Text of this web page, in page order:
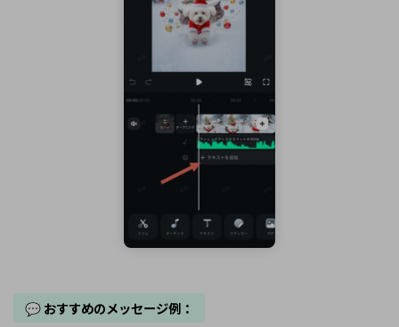
💬 おすすめのメッセージ例：